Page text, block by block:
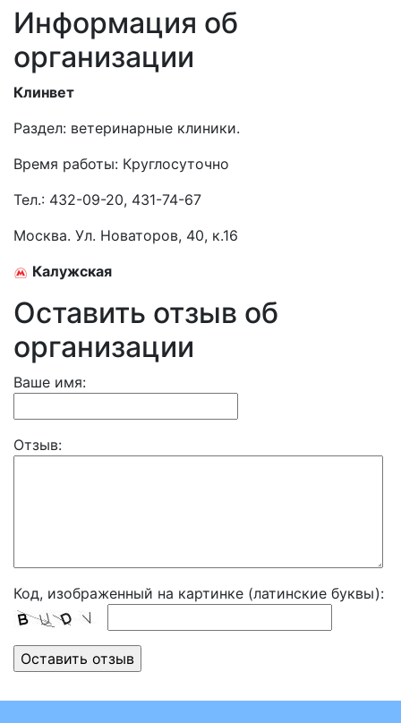
Информация об
организации
Клинвет
Раздел: ветеринарные клиники.
Время работы: Круглосуточно
Тел.: 432-09-20, 431-74-67
Москва. Ул. Новаторов, 40, к.16
Калужская
Оставить отзыв об
организации
Ваше имя:
Отзыв:
Код, изображенный на картинке (латинские буквы):